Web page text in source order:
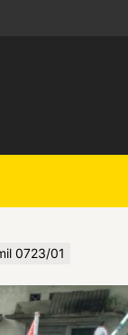
0723/01